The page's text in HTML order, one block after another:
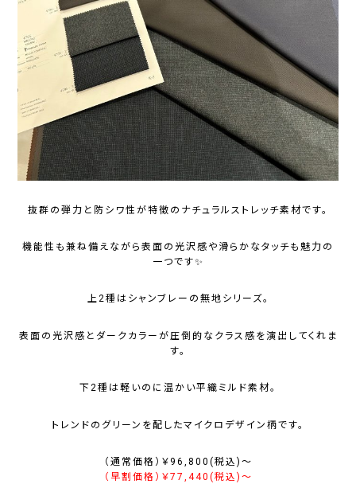
抜群の弾力と防シワ性が特徴のナチュラルストレッチ素材です。
機能性も兼ね備えながら表面の光沢感や滑らかなタッチも魅力の
一つです✨
上2種はシャンブレーの無地シリーズ。
表面の光沢感とダークカラーが圧倒的なクラス感を演出してくれま
す。
下2種は軽いのに温かい平織ミルド素材。
トレンドのグリーンを配したマイクロデザイン柄です。
（通常価格）￥96,800(税込)〜
（早割価格）￥77,440(税込)〜